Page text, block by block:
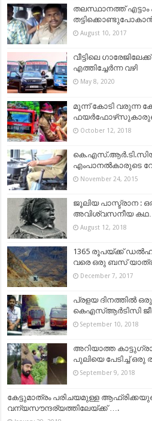
തലസ്ഥാനത്ത് എട്ടാം
August 10, 2017
വീട്ടിലെ
എത്തിച്ചേർന്ന വഴി
May 8, 2020
മൂന്ന് കോടി വരുന്ന
ഫയർഫോഴ്‌സുകാരുടെ
October 12, 2018
എംപാനല്‍കാരുടെ
November 24, 2015
ജൂലിയ പാസ്ട്രാന :
അവിശ്വസനീയ കഥ…
August 12, 2018
1365 രൂപയ്ക്ക്
വരെ ഒരു ബസ് യാത്ര
December 7, 2017
പ്രളയ ദിനത്തിൽ
കെഎസ്ആർടിസി
September 10, 2018
അറിയാത്ത
പുലിയെ പേടിച്ച് ഒരു
September 9, 2018
കേട്ടുമാത്രം പരിചയമുള്ള
വന്യസൗന്ദര്യത്തിലേയ്ക്ക് ….